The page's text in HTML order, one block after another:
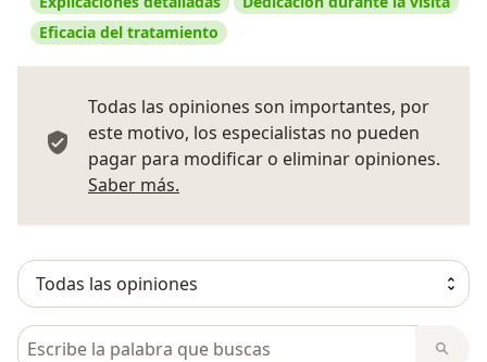
Eficacia del tratamiento
Todas las opiniones son importantes, por
este motivo, los especialistas no pueden
pagar para modificar o eliminar opiniones.
Saber más.
Busca en opiniones